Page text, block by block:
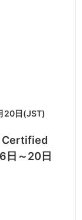
20日(JST)
Certified
～20日